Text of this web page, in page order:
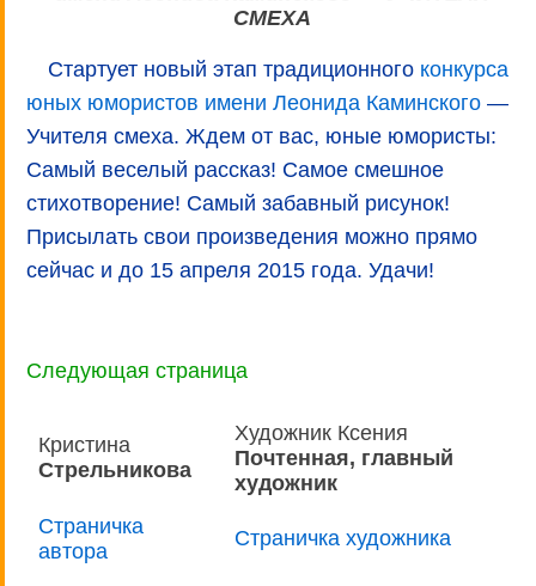
СМЕХА
Стартует новый этап традиционного конкурса
юных юмористов имени Леонида Каминского —
Учителя смеха. Ждем от вас, юные юмористы:
Самый веселый рассказ! Самое смешное
стихотворение! Самый забавный рисунок!
Присылать свои произведения можно прямо
сейчас и до 15 апреля 2015 года. Удачи!
Следующая страница
Кристина
Стрельникова
Художник Ксения
Почтенная, главный
художник
Страничка
автора
Страничка художника